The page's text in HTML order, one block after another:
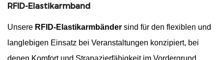
RFID-Elastikarmband
Unsere RFID-Elastikarmbänder sind für den flexiblen und
langlebigen Einsatz bei Veranstaltungen konzipiert, bei
denen Komfort und Strapazierfähigkeit im Vordergrund